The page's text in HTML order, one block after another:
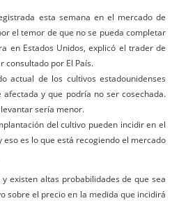
esta semana en el mercado de
el temor de que no se pueda completar
en Estados Unidos, explicó el trader de
consultado por El País.
actual de los cultivos estadounidenses
y que podría no ser cosechada.
sería menor.
del cultivo pueden incidir en el
es lo que está recogiendo el mercado
existen altas probabilidades de que sea
sobre el precio en la medida que incidirá